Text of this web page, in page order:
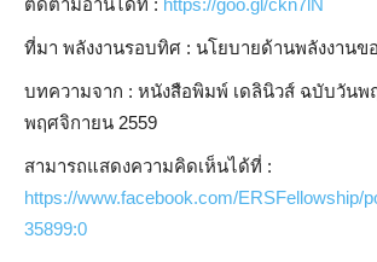
ติดตามอ่านได้ที่ : https://goo.gl/ckn7lN
ที่มา พลังงานรอบทิศ : นโยบายด้านพลังงานข
บทความจาก : หนังสือพิมพ์ เดลินิวส์ ฉบับวันพ
พฤศจิกายน 2559
สามารถแสดงความคิดเห็นได้ที่ :
https://www.facebook.com/ERSFellowship/
35899:0